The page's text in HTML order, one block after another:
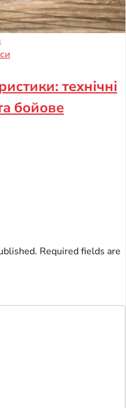
технічні
бойове
Required fields are